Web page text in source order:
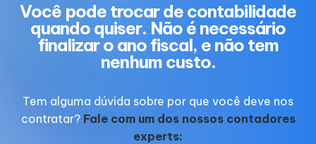
Você pode trocar de contabilidade
quando quiser. Não é necessário
finalizar o ano fiscal, e não tem
nenhum custo.
Tem alguma dúvida sobre por que você deve nos
contratar? Fale com um dos nossos contadores
experts: